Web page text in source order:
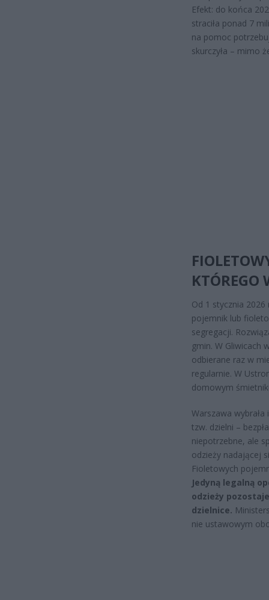
Efekt: do końca
straciła ponad 7
na pomoc
skurczyła – mimo
KTÓREGO
Od 1 stycznia
pojemnik lub
segregacji.
gmin. W Gliwicach
odbierane raz w
regularnie. W
domowym
Warszawa
tzw. dzielni –
niepotrzebne, ale
odzieży nadającej
Fioletowych
Jedyną legalną
odzieży
dzielnice.
nie ustawowym